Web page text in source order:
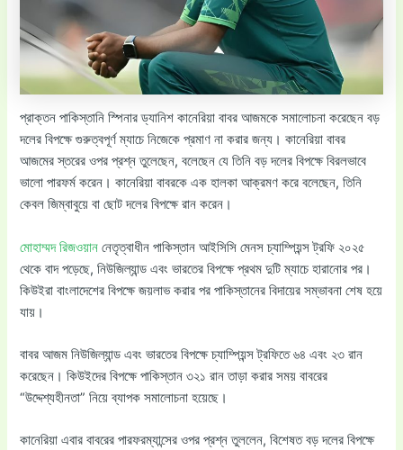
প্রাক্তন পাকিস্তানি স্পিনার ড্যানিশ কানেরিয়া বাবর আজমকে সমালোচনা করেছেন বড়
দলের বিপক্ষে গুরুত্বপূর্ণ ম্যাচে নিজেকে প্রমাণ না করার জন্য। কানেরিয়া বাবর
আজমের স্তরের ওপর প্রশ্ন তুলেছেন, বলেছেন যে তিনি বড় দলের বিপক্ষে বিরলভাবে
ভালো পারফর্ম করেন। কানেরিয়া বাবরকে এক হালকা আক্রমণ করে বলেছেন, তিনি
কেবল জিম্বাবুয়ে বা ছোট দলের বিপক্ষে রান করেন।
মোহাম্মদ রিজওয়ান নেতৃত্বাধীন পাকিস্তান আইসিসি মেনস চ্যাম্পিয়ন্স ট্রফি ২০২৫
থেকে বাদ পড়েছে, নিউজিল্যান্ড এবং ভারতের বিপক্ষে প্রথম দুটি ম্যাচে হারানোর পর।
কিউইরা বাংলাদেশের বিপক্ষে জয়লাভ করার পর পাকিস্তানের বিদায়ের সম্ভাবনা শেষ হয়ে
যায়।
বাবর আজম নিউজিল্যান্ড এবং ভারতের বিপক্ষে চ্যাম্পিয়ন্স ট্রফিতে ৬৪ এবং ২৩ রান
করেছেন। কিউইদের বিপক্ষে পাকিস্তান ৩২১ রান তাড়া করার সময় বাবরের
“উদ্দেশ্যহীনতা” নিয়ে ব্যাপক সমালোচনা হয়েছে।
কানেরিয়া এবার বাবরের পারফরম্যান্সের ওপর প্রশ্ন তুললেন, বিশেষত বড় দলের বিপক্ষে